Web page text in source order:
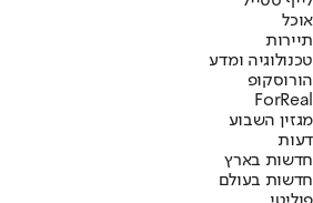
אוכל
תיירות
טכנולוגיה ומדע
הורוסקופ
ForReal
מגזין השבוע
דעות
חדשות בארץ
חדשות בעולם